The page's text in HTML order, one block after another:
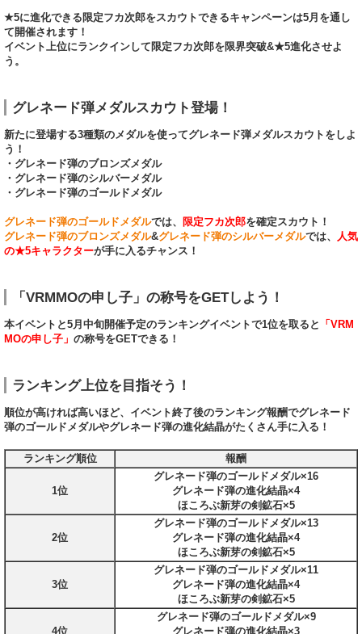
★5に進化できる限定フカ次郎をスカウトできるキャンペーンは5月を通し
て開催されます！
イベント上位にランクインして限定フカ次郎を限界突破&★5進化させよ
う。
グレネード弾メダルスカウト登場！
新たに登場する3種類のメダルを使ってグレネード弾メダルスカウトをしよ
う！
・グレネード弾のブロンズメダル
・グレネード弾のシルバーメダル
・グレネード弾のゴールドメダル
グレネード弾のゴールドメダルでは、 限定フカ次郎を確定スカウト！
グレネード弾のブロンズメダル&グレネード弾のシルバーメダルでは、 人気
の★5キャラクターが手に入るチャンス！
「VRMMOの申し子」の称号をGETしよう！
本イベントと5月中旬開催予定のランキングイベントで1位を取ると 「VRM
MOの申し子」 の称号をGETできる！
ランキング上位を目指そう！
順位が高ければ高いほど、イベント終了後のランキング報酬でグレネード
弾のゴールドメダルやグレネード弾の進化結晶がたくさん手に入る！
ランキング順位 報酬
1位
グレネード弾のゴールドメダル×16
グレネード弾の進化結晶×4
ほころぶ新芽の剣鉱石×5
2位
グレネード弾のゴールドメダル×13
グレネード弾の進化結晶×4
ほころぶ新芽の剣鉱石×5
3位
グレネード弾のゴールドメダル×11
グレネード弾の進化結晶×4
ほころぶ新芽の剣鉱石×5
4位
グレネード弾のゴールドメダル×9
グレネード弾の進化結晶×3